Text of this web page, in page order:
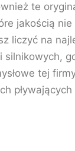
te
jakością
liczyć na
tej
pływających